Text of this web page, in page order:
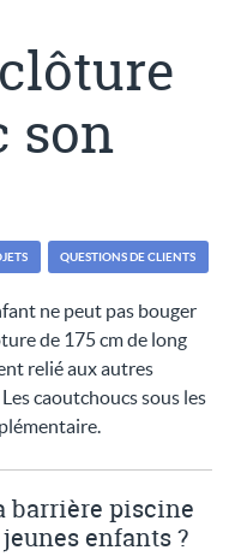
son
QUESTIONS DE CLIENTS
ne peut pas bouger
de 175 cm de long
relié aux autres
caoutchoucs sous les
barrière piscine
enfants ?